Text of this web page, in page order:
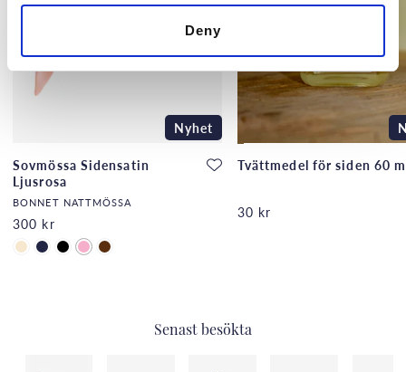
Deny
Nyhet
Sovmössa Sidensatin
Ljusrosa
BONNET NATTMÖSSA
300 kr
Tvättmedel för siden 60
30 kr
Senast besökta